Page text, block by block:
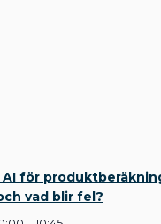
för
vad blir fel?